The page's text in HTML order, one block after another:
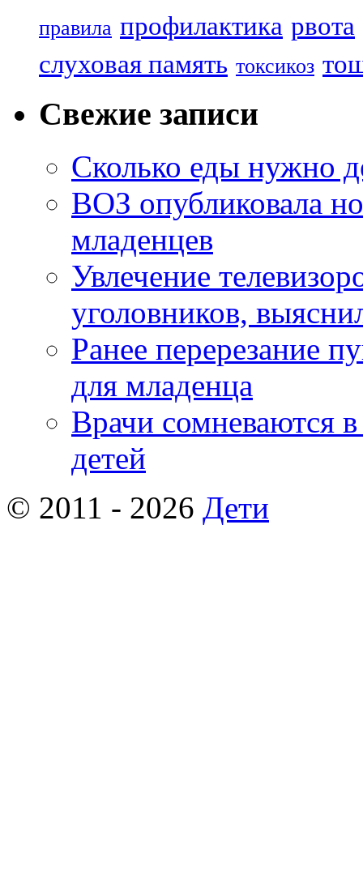
правила профилактика рвота
слуховая память токсикоз
Свежие записи
Сколько еды нужно
ВОЗ опубликовала
младенцев
Увлечение
уголовников,
Ранее перерезание
для младенца
Врачи сомневаются
детей
© 2011 - 2026 Дети